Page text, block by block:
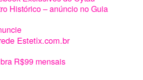
Histórico – anúncio no Guia
Estetix.com.br
R$99 mensais